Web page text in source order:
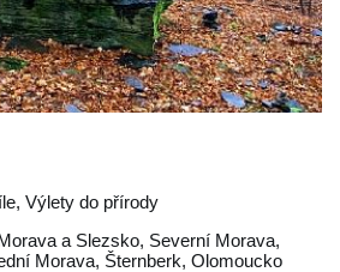
Výlety do přírody
a Slezsko, Severní Morava,
Morava, Šternberk, Olomoucko